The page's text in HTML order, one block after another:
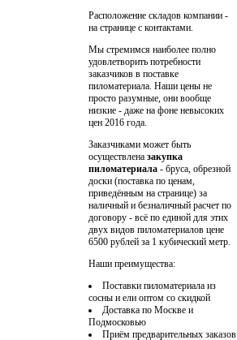
Расположение складов компании -
на странице с контактами.
Мы стремимся наиболее полно
удовлетворить потребности
заказчиков в поставке
пиломатериала. Наши цены не
просто разумные, они вообще
низкие - даже на фоне невысоких
цен 2016 года.
Заказчиками может быть
осуществлена закупка
пиломатериала - бруса, обрезной
доски (поставка по ценам,
приведённым на странице) за
наличный и безналичный расчет по
договору - всё по единой для этих
двух видов пиломатериалов цене
6500 рублей за 1 кубический метр.
Наши преимущества:
Поставки пиломатериала из
сосны и ели оптом со скидкой
Доставка по Москве и
Подмосковью
Приём предварительных заказов